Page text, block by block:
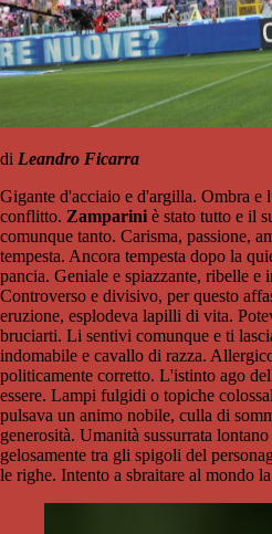
di Leandro Ficarra
Gigante d'acciaio e d'argilla. Ombra e
conflitto. Zamparini è stato tutto e il
comunque tanto. Carisma, passione,
tempesta. Ancora tempesta dopo la
pancia. Geniale e spiazzante, ribelle e
Controverso e divisivo, per questo
eruzione, esplodeva lapilli di vita.
bruciarti. Li sentivi comunque e ti
indomabile e cavallo di razza.
politicamente corretto. L'istinto ago
essere. Lampi fulgidi o topiche
pulsava un animo nobile, culla di
generosità. Umanità sussurrata
gelosamente tra gli spigoli del
le righe. Intento a sbraitare al mondo